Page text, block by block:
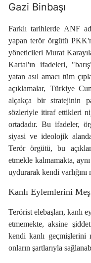
Gazi Binbaşı
Farklı tarihlerde ANF
yapan terör örgütü
yöneticileri Murat
Kartal'ın ifadeleri,
yatan asıl amacı tüm
açıklamalar, Türkiye
alçakça bir stratejinin
sözleriyle itiraf ettikleri
ortadadır. Bu ifadeler,
siyasi ve ideolojik
Terör örgütü, bu
etmekle kalmamakta,
uydurarak kendi varlığını
Kanlı Eylemlerini
Terörist elebaşları, kanlı
etmemekte, aksine
kendi kanlı geçmişlerini
onların şartlarıyla